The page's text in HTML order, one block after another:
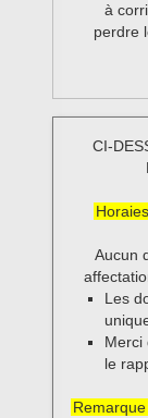
à
perdre
CI-
Aucun
Les
Merci
le
Remarque